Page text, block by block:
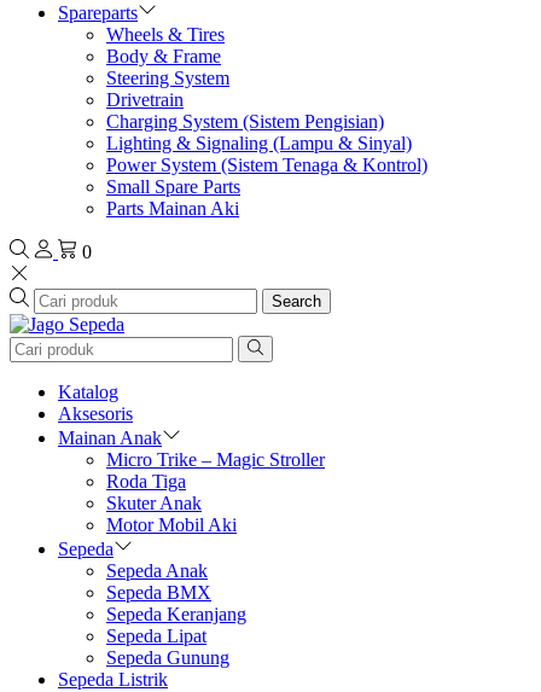
Spareparts
Wheels & Tires
Body & Frame
Steering System
Drivetrain
Charging System (Sistem Pengisian)
Lighting & Signaling (Lampu & Sinyal)
Power System (Sistem Tenaga & Kontrol)
Small Spare Parts
Parts Mainan Aki
0
Search
Katalog
Aksesoris
Mainan Anak
Micro Trike – Magic Stroller
Roda Tiga
Skuter Anak
Motor Mobil Aki
Sepeda
Sepeda Anak
Sepeda BMX
Sepeda Keranjang
Sepeda Lipat
Sepeda Gunung
Sepeda Listrik